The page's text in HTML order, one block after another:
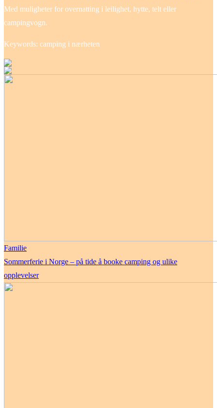
Med muligheter for overnatting i leilighet, hytte, telt eller
campingvogn.
Keywords: camping i nærheten
Familie
Sommerferie i Norge – på tide å booke camping og ulike
opplevelser